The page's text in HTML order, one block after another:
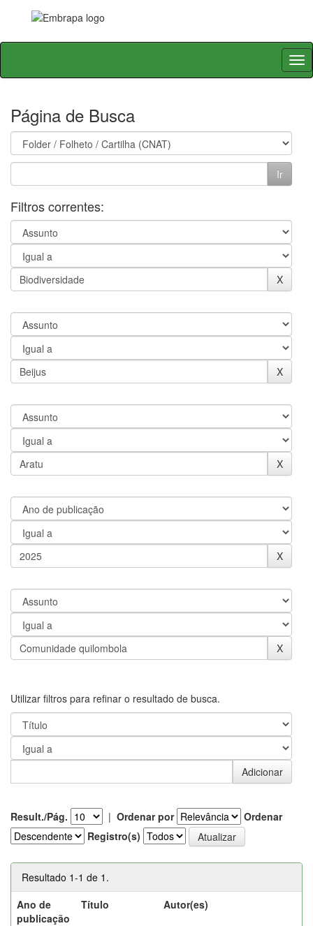
Skip
Página de Busca
Filtros correntes:
Utilizar filtros para refinar o resultado de busca.
Result./Pág. | Ordenar por
Ordenar
Registro(s)
Resultado 1-1 de 1.
Ano de
publicação
Título Autor(es)